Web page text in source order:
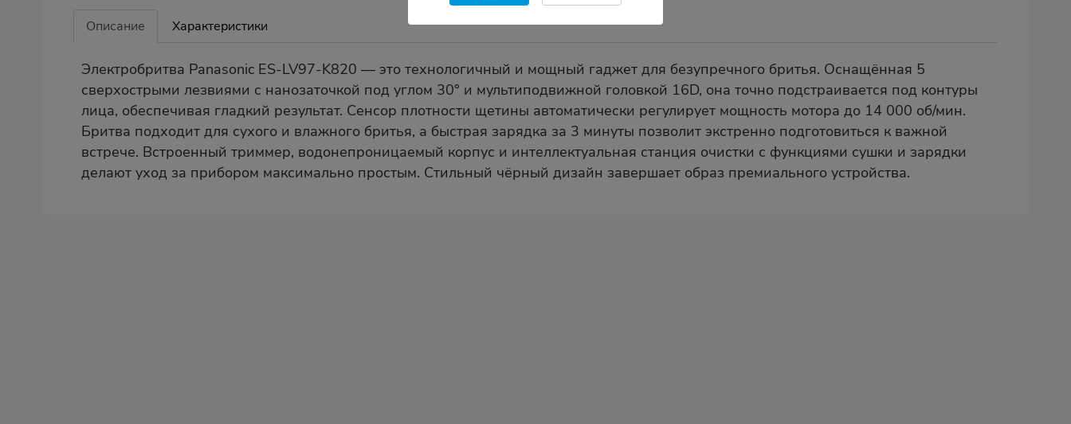
Описание Характеристики
Электробритва Panasonic ES-LV97-K820 — это технологичный и мощный гаджет для безупречного бритья. Оснащённая 5
сверхострыми лезвиями с нанозаточкой под углом 30° и мультиподвижной головкой 16D, она точно подстраивается под контуры
лица, обеспечивая гладкий результат. Сенсор плотности щетины автоматически регулирует мощность мотора до 14 000 об/мин.
Бритва подходит для сухого и влажного бритья, а быстрая зарядка за 3 минуты позволит экстренно подготовиться к важной
встрече. Встроенный триммер, водонепроницаемый корпус и интеллектуальная станция очистки с функциями сушки и зарядки
делают уход за прибором максимально простым. Стильный чёрный дизайн завершает образ премиального устройства.